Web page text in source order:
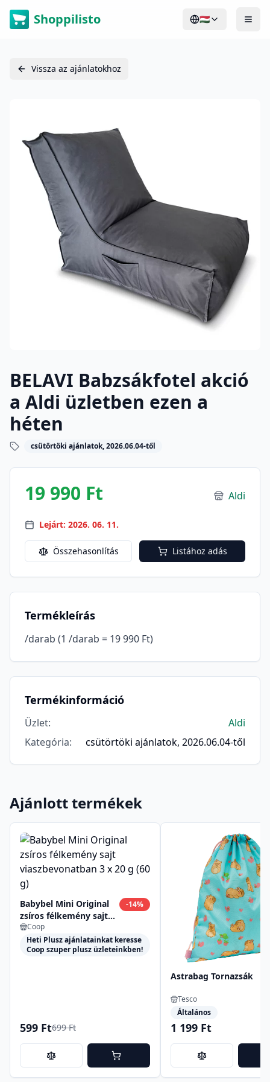
Shoppilisto 🇭🇺
Vissza az ajánlatokhoz
BELAVI Babzsákfotel akció
a Aldi üzletben ezen a
héten
csütörtöki ajánlatok, 2026.06.04-től
19 990 Ft Aldi
Lejárt: 2026. 06. 11.
Összehasonlítás Listához adás
Termékleírás
/darab (1 /darab = 19 990 Ft)
Termékinformáció
Üzlet:
Aldi
Kategória: csütörtöki ajánlatok, 2026.06.04-től
Ajánlott termékek
Babybel Mini Original
zsíros félkemény sajt
viaszbevonatban 3 x 20
g (60 g)
-14%
Coop
Heti Plusz ajánlatainkat keresse
Coop szuper plusz üzleteinkben!
599 Ft699 Ft
Astrabag Tornazsák
Tesco
Általános
1 199 Ft